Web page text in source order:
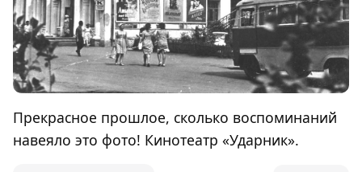
Прекрасное прошлое, сколько воспоминаний
навеяло это фото! Кинотеатр «Ударник».